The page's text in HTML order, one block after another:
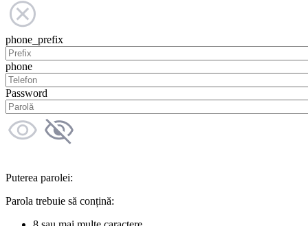
phone_prefix
phone
Password
Puterea parolei:
Parola trebuie să conțină: